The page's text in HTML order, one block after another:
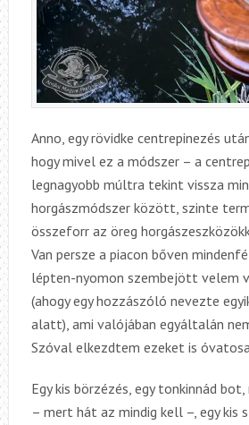
Anno, egy rövidke centrepinezés
hogy mivel ez a módszer – a
legnagyobb múltra tekint vissza
horgászmódszer között, szinte
összeforr az öreg
Van persze a piacon bőven
lépten-nyomon szembejött velem
(ahogy egy hozzászóló nevezte
alatt), ami valójában egyáltalán
Szóval elkezdtem ezeket is
Egy kis börzézés, egy tonkinnád
– mert hát az mindig kell –, egy kis